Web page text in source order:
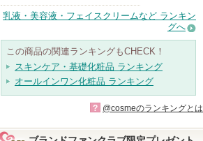
乳液・美容液・フェイスクリームなど ランキン
グへ
この商品の関連ランキングもCHECK！
スキンケア・基礎化粧品 ランキング
オールインワン化粧品 ランキング
? @cosmeのランキングとは